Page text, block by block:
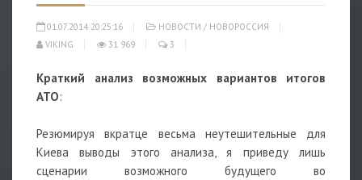
01.07.2014 20:25:16 НОВОСТИ / НОВОРОССИЯ
VIKING
31 969 3
Краткий анализ возможных вариантов итогов
АТО:
Резюмируя вкратце весьма неутешительные для
Киева выводы этого анализа, я приведу лишь
сценарии возможного будущего во